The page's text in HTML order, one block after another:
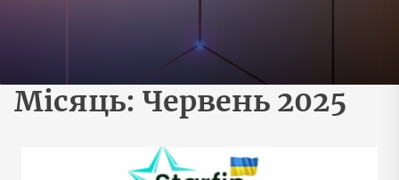
Місяць: Червень 2025